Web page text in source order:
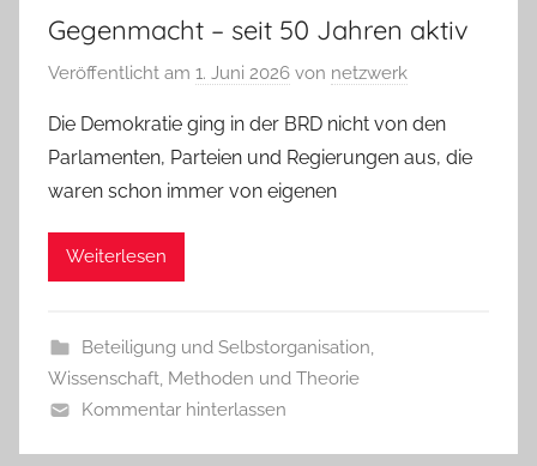
Gegenmacht – seit 50 Jahren aktiv
Veröffentlicht am 1. Juni 2026 von netzwerk
Die Demokratie ging in der BRD nicht von den
Parlamenten, Parteien und Regierungen aus, die
waren schon immer von eigenen
Weiterlesen
Beteiligung und Selbstorganisation,
Wissenschaft, Methoden und Theorie
Kommentar hinterlassen